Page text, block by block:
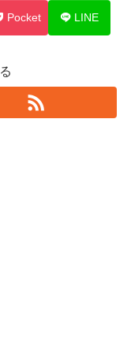
Pocket LINE